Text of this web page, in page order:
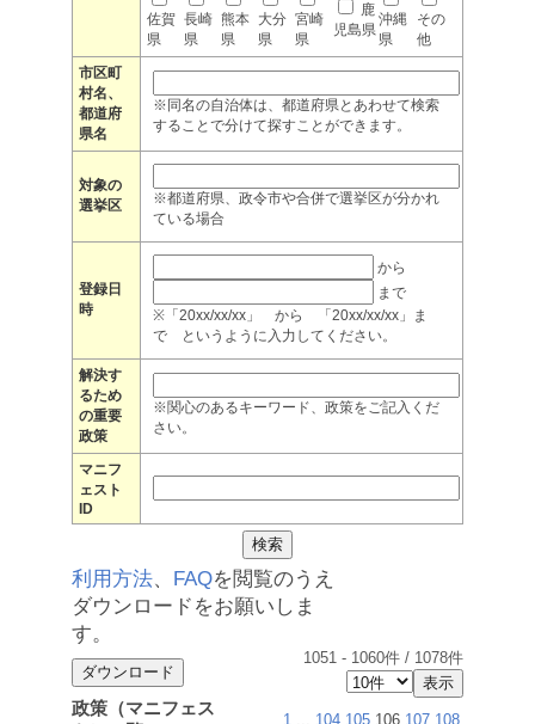
佐賀
県
長崎
県
熊本
県
大分
県
宮崎
県
鹿
児島県
沖縄
県
その
他
市区町
村名、
都道府
県名
※同名の自治体は、都道府県とあわせて検索
することで分けて探すことができます。
対象の
選挙区
※都道府県、政令市や合併で選挙区が分かれ
ている場合
登録日
時
から
まで
※「20xx/xx/xx」 から 「20xx/xx/xx」ま
で というように入力してください。
解決す
るため
の重要
政策
※関心のあるキーワード、政策をご記入くだ
さい。
マニフ
ェスト
ID
利用方法、 FAQを閲覧のうえ
ダウンロードをお願いしま
す。
1051 - 1060件 / 1078件
政策（マニフェス
1 ... 104 105 106 107 108